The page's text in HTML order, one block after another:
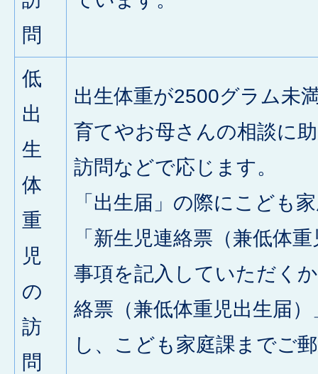
問
低
出
生
体
重
児
の
訪
問
出生体重が2500グラム未
育てやお母さんの相談に
訪問などで応じます。
「出生届」の際にこども
「新生児連絡票（兼低体
事項を記入していただく
絡票（兼低体重児出生届
し、こども家庭課までご